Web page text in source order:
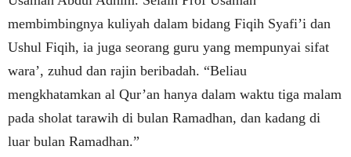
membimbingnya kuliyah dalam bidang Fiqih Syafi’i dan
Ushul Fiqih, ia juga seorang guru yang mempunyai sifat
wara’, zuhud dan rajin beribadah. “Beliau
mengkhatamkan al Qur’an hanya dalam waktu tiga malam
pada sholat tarawih di bulan Ramadhan, dan kadang di
luar bulan Ramadhan.”